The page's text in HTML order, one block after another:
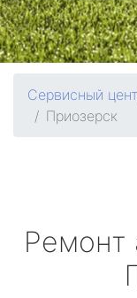
Сервисный
Приозерск
Ремонт